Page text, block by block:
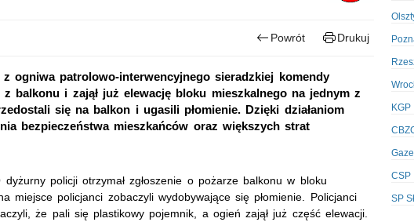
Powrót Drukuj
ogniwa patrolowo-interwencyjnego sieradzkiej komendy
z balkonu i zajął już elewację bloku mieszkalnego na jednym z
się na balkon i ugasili płomienie. Dzięki działaniom
bezpieczeństwa mieszkańców oraz większych strat
policji otrzymał zgłoszenie o pożarze balkonu w bloku
miejsce policjanci zobaczyli wydobywające się płomienie. Policjanci
że pali się plastikowy pojemnik, a ogień zajął już część elewacji.
KGP
CSP
SP